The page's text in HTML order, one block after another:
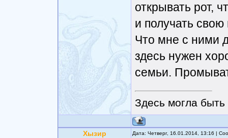
открывать рот,
и получать
Что мне с ними
здесь нужен
семьи.
Здесь могла
Хызир Дата: Четверг, 16.01.2014, 13:16 |